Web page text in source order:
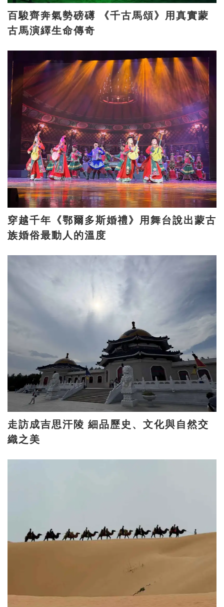
百駿齊奔氣勢磅礡 《千古馬頌》用真實蒙
古馬演繹生命傳奇
穿越千年《鄂爾多斯婚禮》用舞台說出蒙古
族婚俗最動人的溫度
走訪成吉思汗陵 細品歷史、文化與自然交
織之美